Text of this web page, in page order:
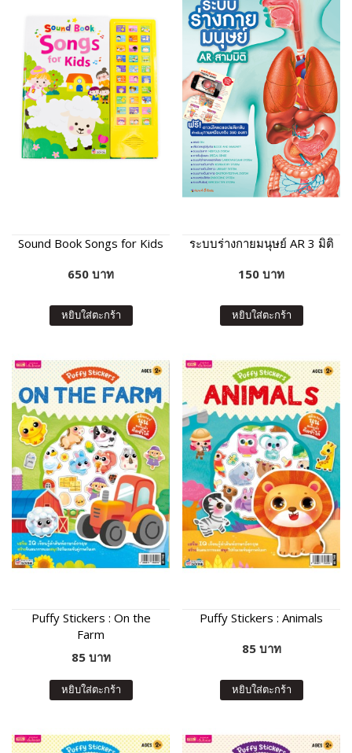
Sound Book Songs for Kids
650 บาท
หยิบใส่ตะกร้า
ระบบร่างกายมนุษย์ AR 3 มิติ
150 บาท
หยิบใส่ตะกร้า
Puffy Stickers : On the
Farm
85 บาท
หยิบใส่ตะกร้า
Puffy Stickers : Animals
85 บาท
หยิบใส่ตะกร้า